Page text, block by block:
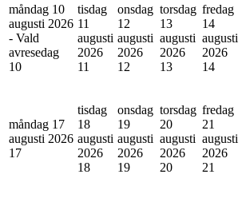
måndag 10
augusti 2026
- Vald
avresedag
10
tisdag
11
augusti
2026
11
onsdag
12
augusti
2026
12
torsdag
13
augusti
2026
13
fredag
14
augusti
2026
14
måndag 17
augusti 2026
17
tisdag
18
augusti
2026
18
onsdag
19
augusti
2026
19
torsdag
20
augusti
2026
20
fredag
21
augusti
2026
21